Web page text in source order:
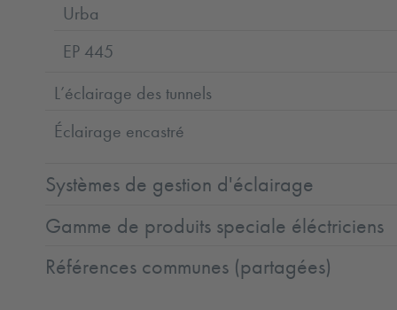
Urba
EP 445
L’éclairage des tunnels
Éclairage encastré
Systèmes de gestion d'éclairage
Gamme de produits speciale éléctriciens
Références communes (partagées)